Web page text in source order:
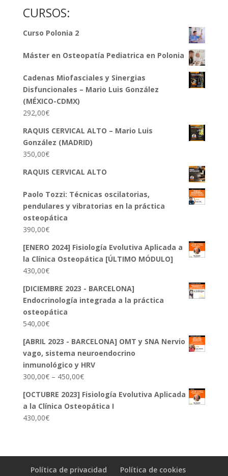
CURSOS:
Curso Polonia 2
Máster en Osteopatía Pediatrica en Polonia
Cadenas Miofasciales y Sinergias
Disfuncionales – Mario Luis González
(MÉXICO-CDMX)
292,00€
RAQUIS CERVICAL ALTO – Mario Luis
González (MADRID)
350,00€
RAQUIS CERVICAL ALTO
Paolo Tozzi: Técnicas oscilatorias,
pendulares y vibratorias en la práctica
osteopática
390,00€
[ENERO 2024] Fisiología Evolutiva Aplicada a
la Clínica Osteopática [ÚLTIMO MÓDULO]
430,00€
[DICIEMBRE 2023 - BARCELONA]
Endocrinología integrada a la práctica
osteopática
540,00€
[ABRIL 2023 - BARCELONA] OMT y SNA Nervio
vago, sistema neuroendocrino
inmunológico y HRV
300,00€– 450,00€
[OCTUBRE 2023] Fisiología Evolutiva Aplicada
a la Clínica Osteopática I
430,00€
Política de privacidad Política de cookies